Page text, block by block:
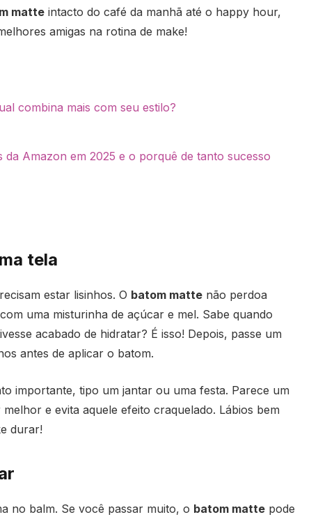
matteintacto do café da manhã até o happy hour,
amigas na rotina de make!
combina mais com seu estilo?
da Amazon em 2025 e o porquê de tanto sucesso
tela
estar lisinhos. O batom mattenão perdoa
uma misturinha de açúcar e mel. Sabe quando
acabado de hidratar? É isso! Depois, passe um
antes de aplicar o batom.
importante, tipo um jantar ou uma festa. Parece um
e evita aquele efeito craquelado. Lábios bem
durar!
no balm. Se você passar muito, o batom mattepode